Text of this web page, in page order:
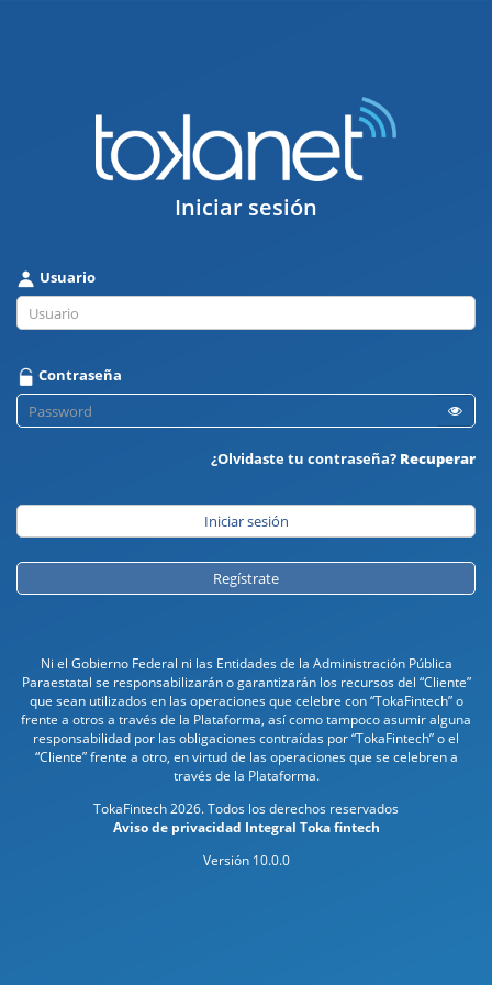
Iniciar sesión
Usuario
Contraseña
¿Olvidaste tu contraseña? Recuperar
Regístrate
Ni el Gobierno Federal ni las Entidades de la Administración Pública
Paraestatal se responsabilizarán o garantizarán los recursos del “Cliente”
que sean utilizados en las operaciones que celebre con “TokaFintech” o
frente a otros a través de la Plataforma, así como tampoco asumir alguna
responsabilidad por las obligaciones contraídas por “TokaFintech” o el
“Cliente” frente a otro, en virtud de las operaciones que se celebren a
través de la Plataforma.
TokaFintech 2026. Todos los derechos reservados
Aviso de privacidad Integral Toka fintech
Versión 10.0.0